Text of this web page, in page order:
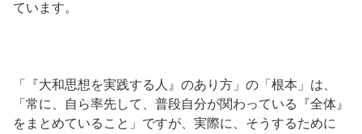
ています。
「『大和思想を実践する人』のあり方」の「根本」は、
「常に、自ら率先して、普段自分が関わっている『全体』
をまとめていること」ですが、実際に、そうするために